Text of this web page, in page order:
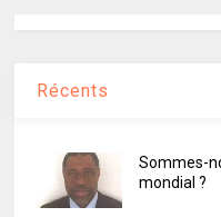
Récents
Sommes-
mondial ?